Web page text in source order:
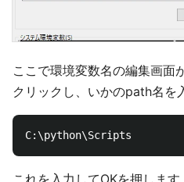
ここで環境変数名の編集画面
クリックし、いかのpath名を
これを入力してOKを押します。